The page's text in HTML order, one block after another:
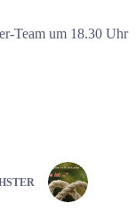
Team um 18.30 Uhr